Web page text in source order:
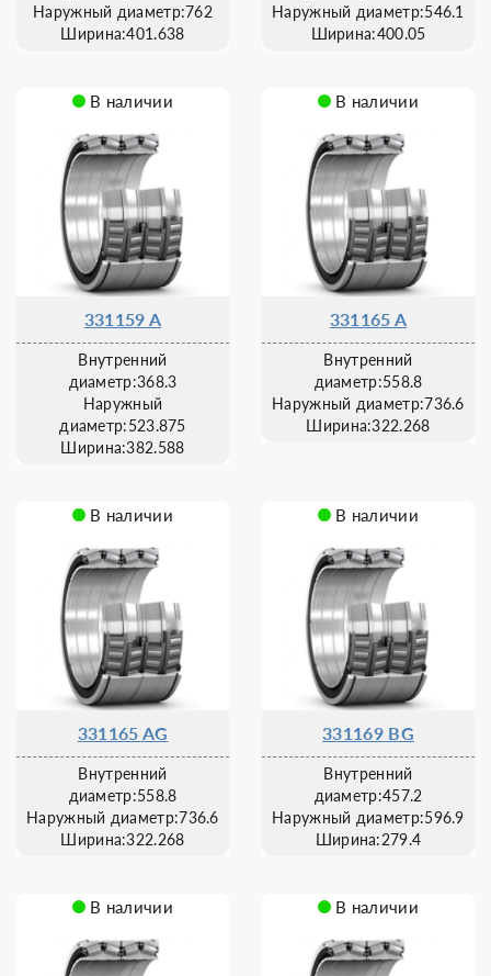
Наружный диаметр:762
Ширина:401.638
Наружный диаметр:546.1
Ширина:400.05
В наличии
331159 A
Внутренний
диаметр:368.3
Наружный
диаметр:523.875
Ширина:382.588
В наличии
331165 A
Внутренний
диаметр:558.8
Наружный диаметр:736.6
Ширина:322.268
В наличии
331165 AG
Внутренний
диаметр:558.8
Наружный диаметр:736.6
Ширина:322.268
В наличии
331169 BG
Внутренний
диаметр:457.2
Наружный диаметр:596.9
Ширина:279.4
В наличии В наличии